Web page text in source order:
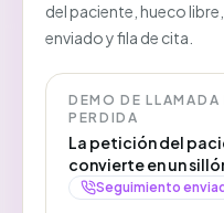
del paciente, hueco
enviado y fila de cita.
DEMO DE LLAMADA
PERDIDA
La petición del
convierte en un
Seguimiento